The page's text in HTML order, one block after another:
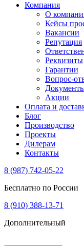
Компания
О
Кейсы
Вакансии
Репутация
Реквизиты
Гарантии
Вопрос-
Акции
Оплата и
Блог
Производство
Проекты
Дилерам
Контакты
8 (987) 742-05-22
Бесплатно по России
8 (910) 388-13-71
Дополнительный